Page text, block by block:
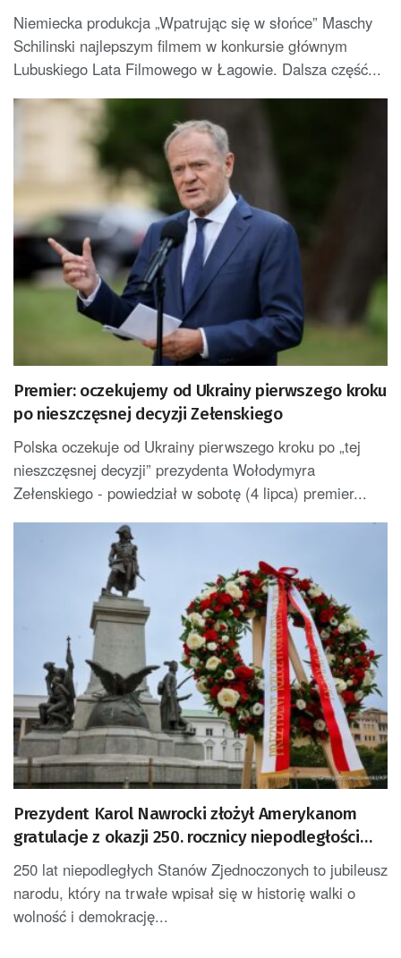
Niemiecka produkcja „Wpatrując się w słońce” Maschy
Schilinski najlepszym filmem w konkursie głównym
Lubuskiego Lata Filmowego w Łagowie. Dalsza część...
Premier: oczekujemy od Ukrainy pierwszego kroku
po nieszczęsnej decyzji Zełenskiego
Polska oczekuje od Ukrainy pierwszego kroku po „tej
nieszczęsnej decyzji” prezydenta Wołodymyra
Zełenskiego - powiedział w sobotę (4 lipca) premier...
Prezydent Karol Nawrocki złożył Amerykanom
gratulacje z okazji 250. rocznicy niepodległości
USA [AKTUALIZACJA]
250 lat niepodległych Stanów Zjednoczonych to jubileusz
narodu, który na trwałe wpisał się w historię walki o
wolność i demokrację...